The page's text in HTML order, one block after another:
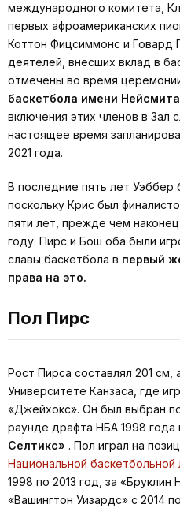
международного комитета,
первых афроамериканских
Коттон Фицсиммонс и Говард
деятелей, внесших вклад в
отмечены во время
баскетбола имени Нейсмита
включения этих членов в Зал
настоящее время
2021 года.
В последние пять лет Уэббер
поскольку Крис был
пяти лет, прежде чем наконец
году. Пирс и Бош оба были
славы баскетбола в первый
права на это.
Пол Пирс
Рост Пирса составлял 201 см,
Университете Канзаса, где
«Джейхокс». Он был выбран
раунде драфта НБА 1998 года
Селтикс» . Пол играл на
Национальной баскетбольной
1998 по 2013 год, за «Бруклин
«Вашингтон Уизардс» с 2014